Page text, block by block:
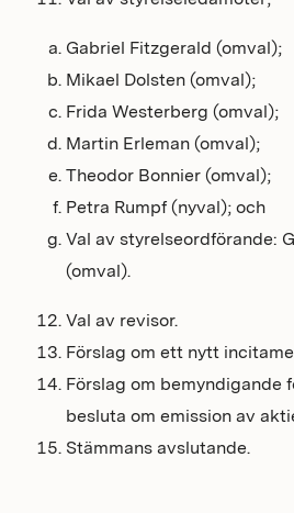
Gabriel Fitzgerald (omval);
Mikael Dolsten (omval);
Frida Westerberg (omval);
Martin Erleman (omval);
Theodor Bonnier (omval);
Petra Rumpf (nyval); och
Val av styrelseordförande:
(omval).
Val av revisor.
Förslag om ett nytt
Förslag om bemyndigande
besluta om emission av
Stämmans avslutande.